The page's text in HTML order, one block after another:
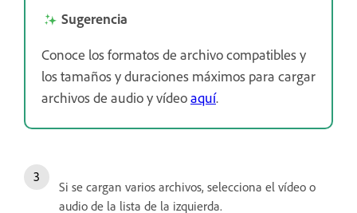
Sugerencia
Conoce los formatos de archivo compatibles y
los tamaños y duraciones máximos para cargar
archivos de audio y vídeoaquí.
Si se cargan varios archivos, selecciona el vídeo o
audio de la lista de la izquierda.